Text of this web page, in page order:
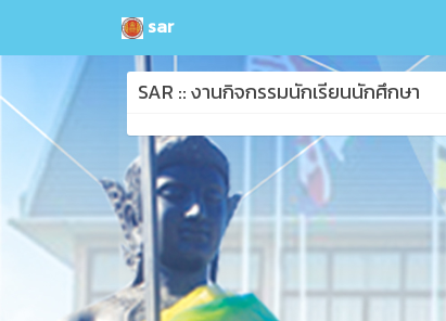
sar
SAR :: งานกิจกรรมนักเรียนนักศึกษา